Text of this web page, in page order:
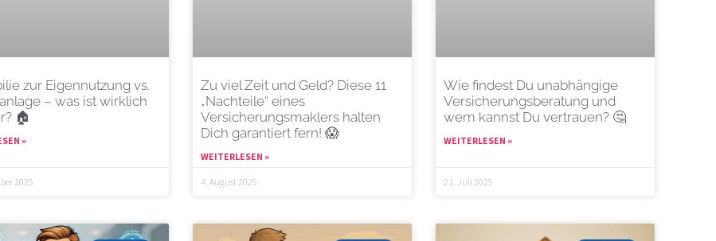
zur Eigennutzung vs.
– was ist wirklich
🏠
»
2025
Zu viel Zeit und Geld? Diese 11
„Nachteile“ eines
Versicherungsmaklers halten
Dich garantiert fern! 😱
WEITERLESEN »
4. August 2025
Wie findest Du unabhängige
Versicherungsberatung und
wem kannst Du vertrauen? 🤔
WEITERLESEN »
21. Juli 2025